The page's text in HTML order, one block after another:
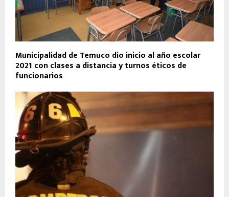
Municipalidad de Temuco dio inicio al año escolar
2021 con clases a distancia y turnos éticos de
funcionarios